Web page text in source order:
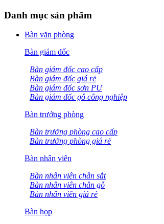
Danh mục sản phẩm
Bàn văn phòng
Bàn giám đốc
Bàn giám đốc cao cấp
Bàn giám đốc giá rẻ
Bàn giám đốc sơn PU
Bàn giám đốc gỗ công nghiệp
Bàn trưởng phòng
Bàn trưởng phòng cao cấp
Bàn trưởng phòng giá rẻ
Bàn nhân viên
Bàn nhân viên chân sắt
Bàn nhân viên chân gỗ
Bàn nhân viên giá rẻ
Bàn họp